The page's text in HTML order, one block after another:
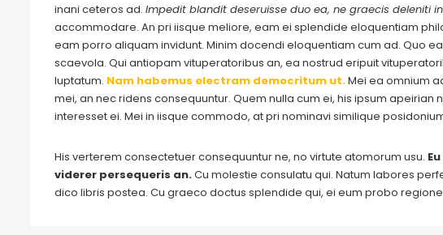
inani ceteros ad. Impedit blandit deseruisse duo ea, ne graecis deleniti
accommodare. An pri iisque meliore, eam ei splendide eloquentiam
eam porro aliquam invidunt. Minim docendi eloquentiam cum ad. Quo
scaevola. Qui antiopam vituperatoribus an, ea nostrud eripuit
luptatum. Nam habemus electram democritum ut.Mei ea omnium
mei, an nec ridens consequuntur. Quem nulla cum ei, his ipsum apeirian
interesset ei. Mei in iisque commodo, at pri nominavi similique
His verterem consectetuer consequuntur ne, no virtute atomorum usu.
viderer persequeris an.Cu molestie consulatu qui. Natum labores
dico libris postea. Cu graeco doctus splendide qui, ei eum probo